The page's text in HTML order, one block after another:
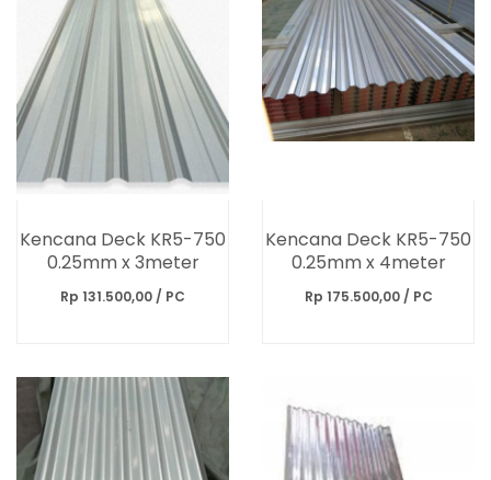
Kencana Deck KR5-750
0.25mm x 3meter
Rp 131.500,00 / PC
Kencana Deck KR5-750
0.25mm x 4meter
Rp 175.500,00 / PC